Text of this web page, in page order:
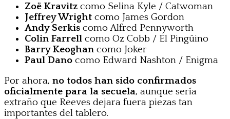
Zoë Kravitz como Selina Kyle / Catwoman
Jeffrey Wright como James Gordon
Andy Serkis como Alfred Pennyworth
Colin Farrell como Oz Cobb / El Pingüino
Barry Keoghan como Joker
Paul Dano como Edward Nashton / Enigma
Por ahora, no todos han sido confirmados
oficialmente para la secuela, aunque sería
extraño que Reeves dejara fuera piezas tan
importantes del tablero.